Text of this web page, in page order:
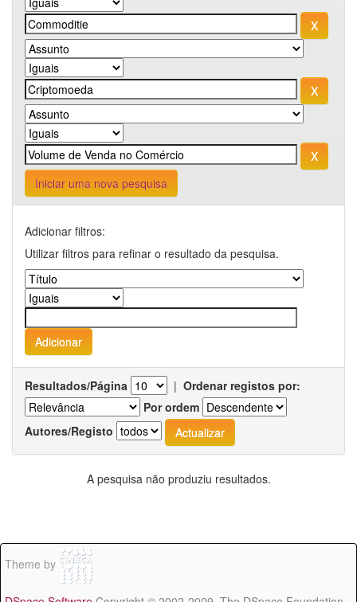
Iniciar uma nova pesquisa
Adicionar filtros:
Utilizar filtros para refinar o resultado da pesquisa.
Resultados/Página | Ordenar registos por:
Por ordem
Autores/Registo
A pesquisa não produziu resultados.
Theme by